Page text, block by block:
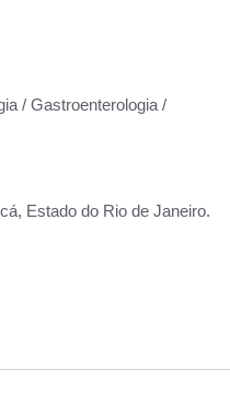
/ Gastroenterologia /
Estado do Rio de Janeiro.